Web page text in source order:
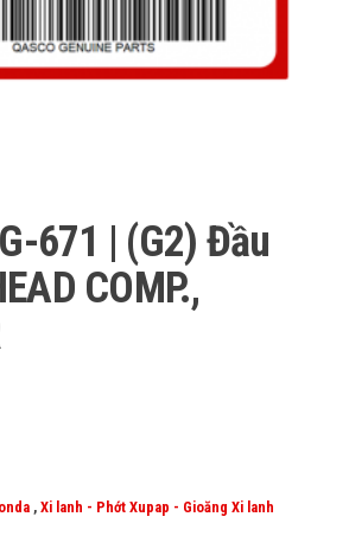
671 | (G2) Đầu
COMP.,
, Xi lanh - Phớt Xupap - Gioăng Xi lanh